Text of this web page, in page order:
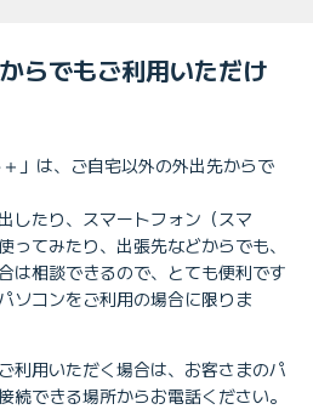
らでもご利用いただけ
」は、ご自宅以外の外出先からで
したり、スマートフォン（スマ
ってみたり、出張先などからでも、
は相談できるので、とても便利です
ソコンをご利用の場合に限りま
利用いただく場合は、お客さまのパ
続できる場所からお電話ください。